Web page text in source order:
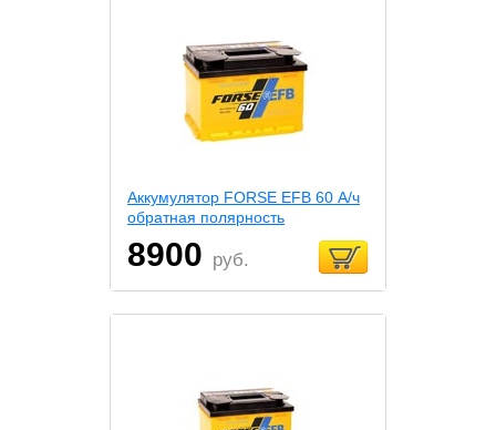
Аккумулятор FORSE EFB 60 А/ч
обратная полярность
8900 руб.